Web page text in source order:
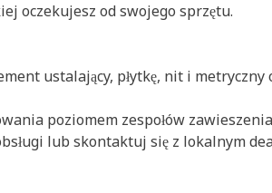
oczekujesz od swojego sprzętu.
ustalający, płytkę, nit i metryczny
poziomem zespołów
lub skontaktuj się z lokalnym